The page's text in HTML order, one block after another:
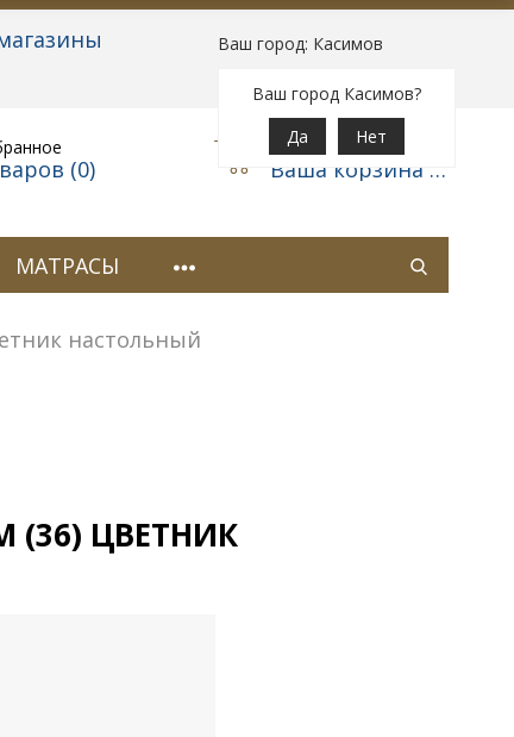
Ваш город: Касимов
Ваш город Касимов?
Да
Нет
Вход |Регистрация
(0)
Корзина
Ваша корзина пуста
МАТРАСЫ
настольный
(36) ЦВЕТНИК